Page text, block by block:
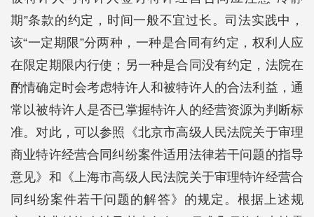
期”条款的约定，时间一般不宜过长。司法实践中，
该“一定期限”分两种，一种是合同有约定，权利人应
在限定期限内行使；另一种是合同没有约定，法院在
酌情确定时会考虑特许人和被特许人的合法利益，通
常以被特许人是否已掌握特许人的经营资源为判断标
准。对此，可以参照《北京市高级人民法院关于审理
商业特许经营合同纠纷案件适用法律若干问题的指导
意见》和《上海市高级人民法院关于审理特许经营合
同纠纷案件若干问题的解答》的规定。根据上述规